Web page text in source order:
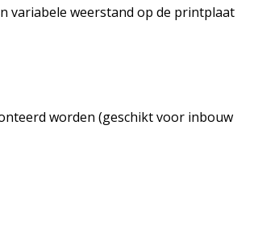
variabele weerstand op de printplaat
worden (geschikt voor inbouw